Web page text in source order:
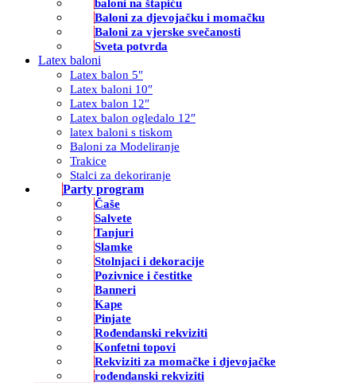
baloni na štapiću
Baloni za djevojačku i momačku
Baloni za vjerske svečanosti
Sveta potvrda
Latex baloni
Latex balon 5″
Latex baloni 10″
Latex balon 12″
Latex balon ogledalo 12″
latex baloni s tiskom
Baloni za Modeliranje
Trakice
Stalci za dekoriranje
Party program
Čaše
Salvete
Tanjuri
Slamke
Stolnjaci i dekoracije
Pozivnice i čestitke
Banneri
Kape
Pinjate
Rođendanski rekviziti
Konfetni topovi
Rekviziti za momačke i djevojačke
rođendanski rekviziti